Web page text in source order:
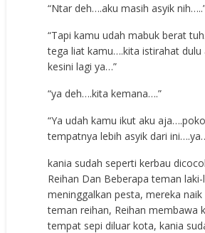
“Ntar deh….aku masih asyik
“Tapi kamu udah mabuk berat
tega liat kamu….kita istirahat
kesini lagi ya…”
“ya deh….kita kemana….”
“Ya udah kamu ikut aku
tempatnya lebih asyik dari
kania sudah seperti kerbau
Reihan Dan Beberapa teman laki-
meninggalkan pesta, mereka
teman reihan, Reihan membawa
tempat sepi diluar kota, kania